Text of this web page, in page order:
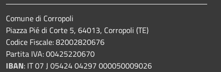
Comune di Corropoli
Piazza Pié di Corte 5, 64013, Corropoli (TE)
Codice Fiscale: 82002820676
Partita IVA: 00425220670
IBAN: IT 07 J 05424 04297 000050009026